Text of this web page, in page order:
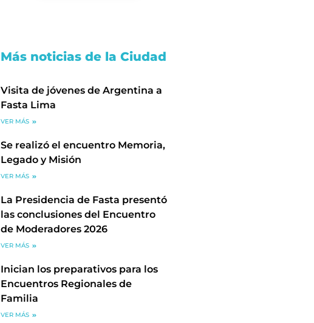
Más noticias de la Ciudad
Visita de jóvenes de Argentina a
Fasta Lima
VER MÁS
Se realizó el encuentro Memoria,
Legado y Misión
VER MÁS
La Presidencia de Fasta presentó
las conclusiones del Encuentro
de Moderadores 2026
VER MÁS
Inician los preparativos para los
Encuentros Regionales de
Familia
VER MÁS